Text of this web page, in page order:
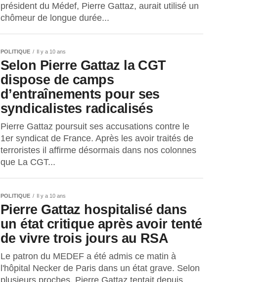
président du Médef, Pierre Gattaz, aurait utilisé un
chômeur de longue durée...
POLITIQUE Il y a 10 ans
Selon Pierre Gattaz la CGT
dispose de camps
d’entraînements pour ses
syndicalistes radicalisés
Pierre Gattaz poursuit ses accusations contre le
1er syndicat de France. Après les avoir traités de
terroristes il affirme désormais dans nos colonnes
que La CGT...
POLITIQUE Il y a 10 ans
Pierre Gattaz hospitalisé dans
un état critique après avoir tenté
de vivre trois jours au RSA
Le patron du MEDEF a été admis ce matin à
l'hôpital Necker de Paris dans un état grave. Selon